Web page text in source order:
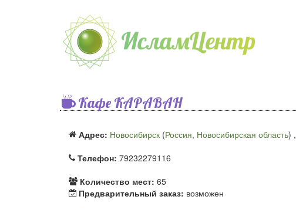
Кафе КАРАВАН
Адрес: Новосибирск (Россия, Новосибирская область) ,
Телефон: 79232279116
Количество мест: 65
Предварительный заказ: возможен